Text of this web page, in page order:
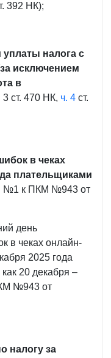
392 НК);
уплаты налога с
исключением
в
3 ст. 470 НК, ч. 4 ст.
в чеках
плательщиками
№1 к ПКМ №943 от
день
в чеках онлайн-
2025 года
20 декабря –
№943 от
налогу за